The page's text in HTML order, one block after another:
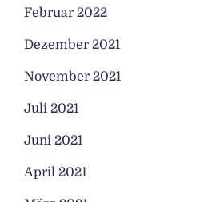
Februar 2022
Dezember 2021
November 2021
Juli 2021
Juni 2021
April 2021